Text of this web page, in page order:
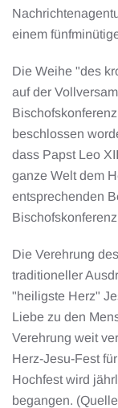
einem
Die Weihe "des
auf der
beschlossen
dass Papst Leo
ganze Welt dem
entsprechenden
Die Verehrung
traditioneller
"heiligste Herz"
Liebe zu den
Verehrung weit
Herz-Jesu-Fest
Hochfest wird
begangen.